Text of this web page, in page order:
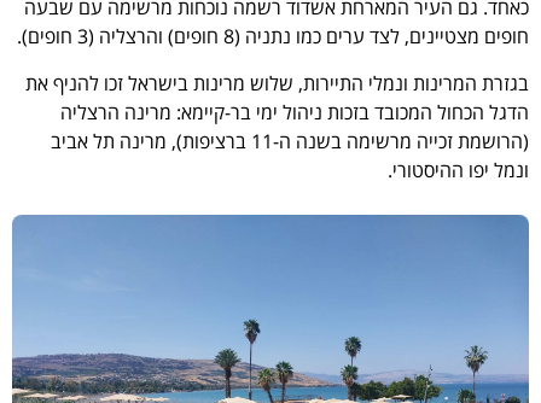
כאחד. גם העיר המארחת אשדוד רשמה נוכחות מרשימה עם שבעה
חופים מצטיינים, לצד ערים כמו נתניה (8 חופים) והרצליה (3 חופים).
בגזרת המרינות ונמלי התיירות, שלוש מרינות בישראל זכו להניף את
הדגל הכחול המכובד בזכות ניהול ימי בר-קיימא: מרינה הרצליה
(הרושמת זכייה מרשימה בשנה ה-11 ברציפות), מרינה תל אביב
ונמל יפו ההיסטורי.